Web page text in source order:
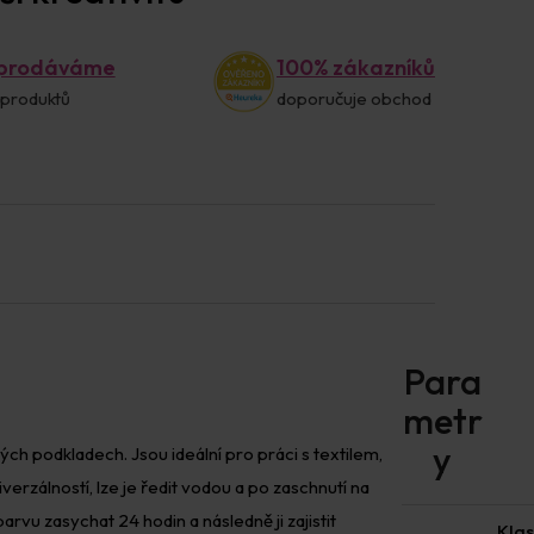
100% zákazníků
doporučuje obchod
podkladech. Jsou ideální pro práci s textilem,
lze je ředit vodou a po zaschnutí na
zasychat 24 hodin a následně ji zajistit